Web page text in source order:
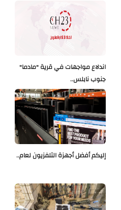
اندلاع مواجهات في قرية "مادما"
جنوب نابلس..
إليكم أفضل أجهزة التلفزيون لعام..